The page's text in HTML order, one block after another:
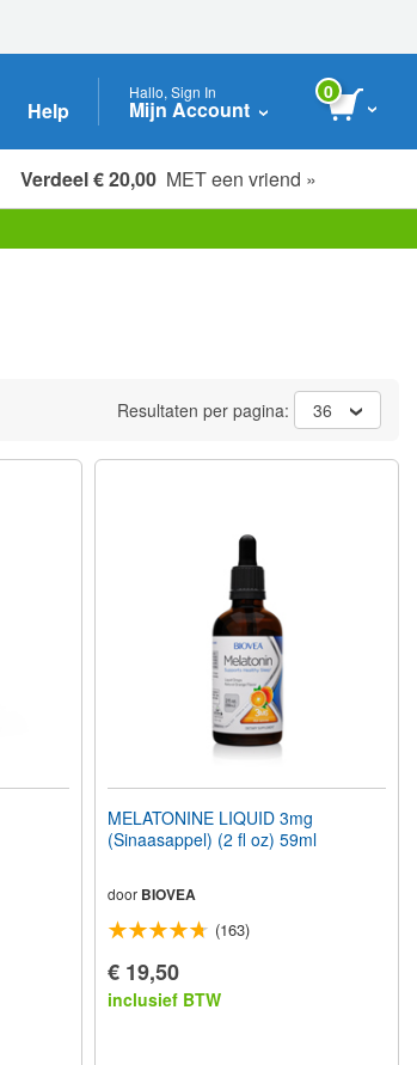
Help
Hallo, Sign In
Mijn Account
0
Verdeel € 20,00 MET een vriend »
Resultaten per pagina: 36
MELATONINE LIQUID 3mg
(Sinaasappel) (2 fl oz) 59ml
door BIOVEA
(163)
€ 19,50
inclusief BTW